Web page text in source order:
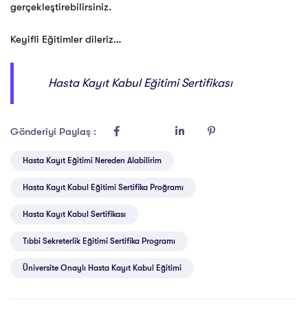
gerçekleştirebilirsiniz.
Keyifli Eğitimler dileriz…
Hasta Kayıt Kabul Eğitimi Sertifikası
Gönderiyi Paylaş :
Hasta Kayıt Eğitimi Nereden Alabilirim
Hasta Kayıt Kabul Eğitimi Sertifika Proğramı
Hasta Kayıt Kabul Sertifikası
Tıbbi Sekreterlik Eğitimi Sertifika Programı
Üniversite Onaylı Hasta Kayıt Kabul Eğitimi